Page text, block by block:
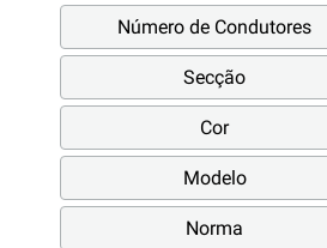
Número de Condutores
Secção
Cor
Modelo
Norma